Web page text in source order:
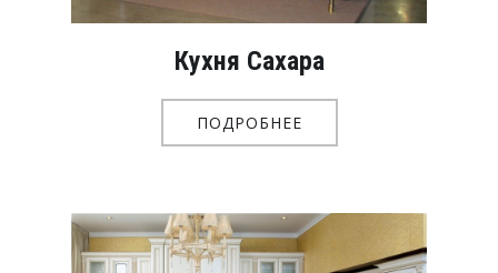
Кухня Сахара
ПОДРОБНЕЕ